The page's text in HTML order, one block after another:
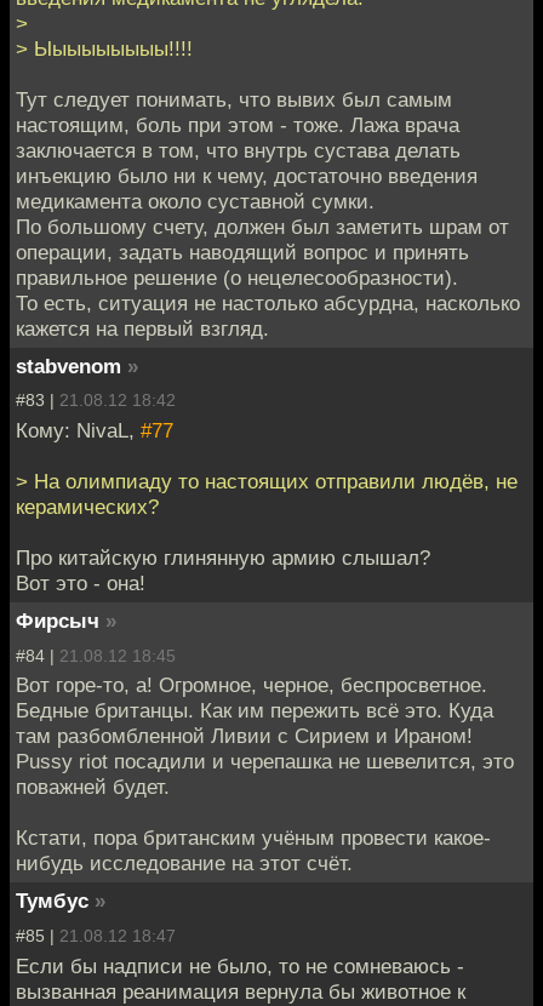
>
> Ыыыыыыыыы!!!!
Тут следует понимать, что вывих был самым
настоящим, боль при этом - тоже. Лажа врача
заключается в том, что внутрь сустава делать
инъекцию было ни к чему, достаточно введения
медикамента около суставной сумки.
По большому счету, должен был заметить шрам от
операции, задать наводящий вопрос и принять
правильное решение (о нецелесообразности).
То есть, ситуация не настолько абсурдна, насколько
кажется на первый взгляд.
stabvenom »
#83 | 21.08.12 18:42
Кому: NivaL, #77
> На олимпиаду то настоящих отправили людёв, не
керамических?
Про китайскую глинянную армию слышал?
Вот это - она!
Фирсыч »
#84 | 21.08.12 18:45
Вот горе-то, а! Огромное, черное, беспросветное.
Бедные британцы. Как им пережить всё это. Куда
там разбомбленной Ливии с Сирием и Ираном!
Pussy riot посадили и черепашка не шевелится, это
поважней будет.
Кстати, пора британским учёным провести какое-
нибудь исследование на этот счёт.
Тумбус »
#85 | 21.08.12 18:47
Если бы надписи не было, то не сомневаюсь -
вызванная реанимация вернула бы животное к